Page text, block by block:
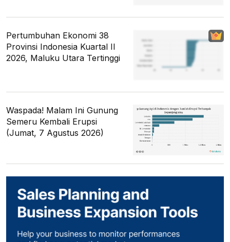
Pertumbuhan Ekonomi 38
Provinsi Indonesia Kuartal II
2026, Maluku Utara Tertinggi
Waspada! Malam Ini Gunung
Semeru Kembali Erupsi
(Jumat, 7 Agustus 2026)